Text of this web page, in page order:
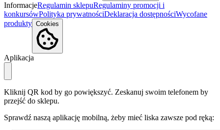
InformacjeRegulamin sklepuRegulaminy promocji i
konkursówPolityka prywatnościDeklaracja dostępnościWycofane
produkty Cookies
Aplikacja
Kliknij QR kod by go powiększyć. Zeskanuj swoim telefonem by
przejść do sklepu.
Sprawdź naszą aplikację mobilną, żeby mieć liska zawsze pod ręką: